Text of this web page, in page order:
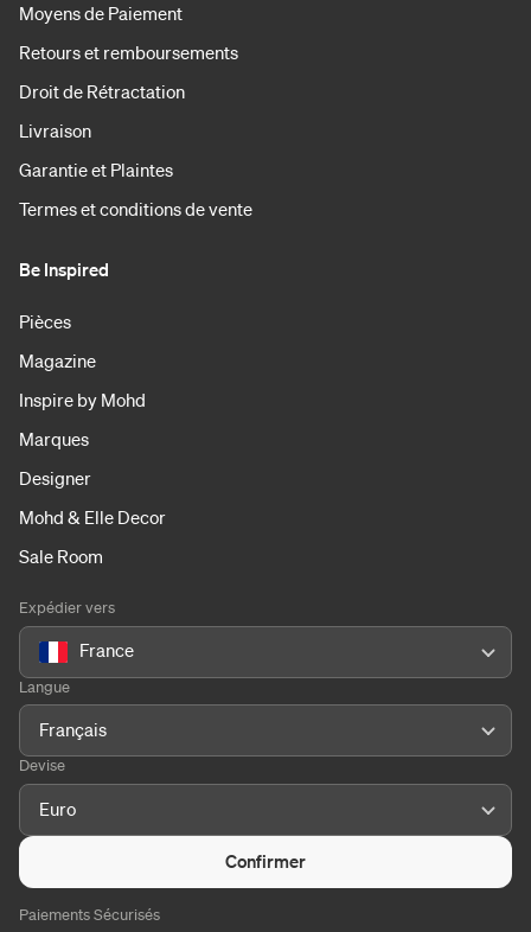
Moyens de Paiement
Retours et remboursements
Droit de Rétractation
Livraison
Garantie et Plaintes
Termes et conditions de vente
Be Inspired
Pièces
Magazine
Inspire by Mohd
Marques
Designer
Mohd & Elle Decor
Sale Room
Expédier vers
France
Langue
Français
Devise
Euro
Confirmer
Paiements Sécurisés